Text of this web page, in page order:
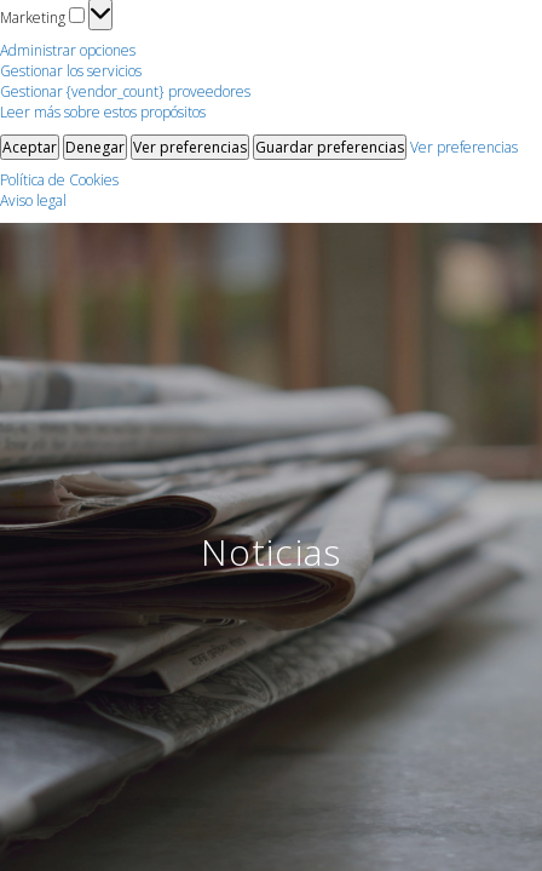
Marketing
Marketing
Administrar opciones
Gestionar los servicios
Gestionar {vendor_count} proveedores
Leer más sobre estos propósitos
Aceptar Denegar Ver preferencias Guardar preferencias Ver preferencias
Política de Cookies
Aviso legal
Noticias